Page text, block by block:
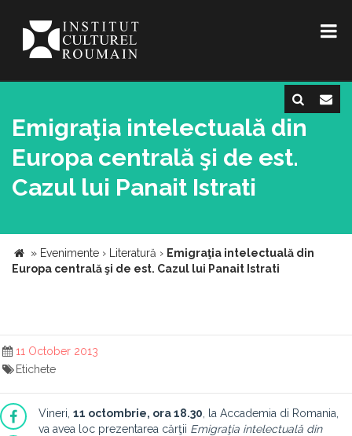
Emigraţia intelectuală din
Europa centrală şi de est.
Cazul lui Panait Istrati
» Evenimente › Literatură › Emigraţia intelectuală din
Europa centrală şi de est. Cazul lui Panait Istrati
11 October 2013
Etichete
Vineri, 11 octombrie, ora 18.30 , la Accademia di Romania,
va avea loc prezentarea cărţii Emigraţia intelectuală din